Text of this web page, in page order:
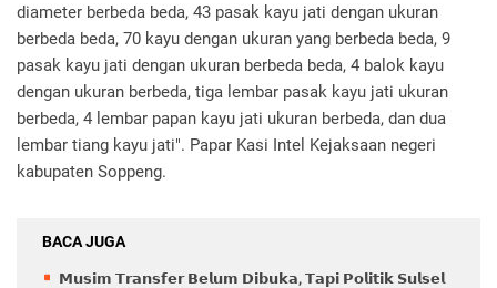
diameter berbeda beda, 43 pasak kayu jati dengan ukuran
berbeda beda, 70 kayu dengan ukuran yang berbeda beda, 9
pasak kayu jati dengan ukuran berbeda beda, 4 balok kayu
dengan ukuran berbeda, tiga lembar pasak kayu jati ukuran
berbeda, 4 lembar papan kayu jati ukuran berbeda, dan dua
lembar tiang kayu jati". Papar Kasi Intel Kejaksaan negeri
kabupaten Soppeng.
BACA JUGA
𝗠𝘂𝘀𝗶𝗺 𝗧𝗿𝗮𝗻𝘀𝗳𝗲𝗿 𝗕𝗲𝗹𝘂𝗺 𝗗𝗶𝗯𝘂𝗸𝗮, 𝗧𝗮𝗽𝗶 𝗣𝗼𝗹𝗶𝘁𝗶𝗸 𝗦𝘂𝗹𝘀𝗲𝗹